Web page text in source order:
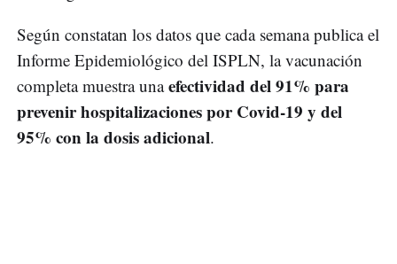
Según constatan los datos que cada semana publica el
Informe Epidemiológico del ISPLN, la vacunación
completa muestra unaefectividad del 91% para
prevenir hospitalizaciones por Covid-19 y del
95% con la dosis adicional.